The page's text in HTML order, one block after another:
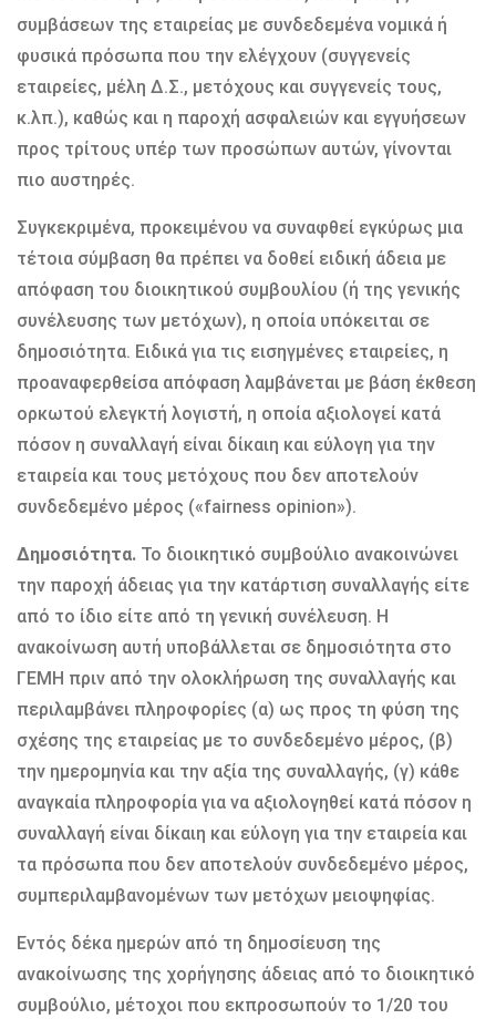
συμβάσεων της εταιρείας με συνδεδεμένα νομικά ή
φυσικά πρόσωπα που την ελέγχουν (συγγενείς
εταιρείες, μέλη Δ.Σ., μετόχους και συγγενείς τους,
κ.λπ.), καθώς και η παροχή ασφαλειών και εγγυήσεων
προς τρίτους υπέρ των προσώπων αυτών, γίνονται
πιο αυστηρές.
Συγκεκριμένα, προκειμένου να συναφθεί εγκύρως μια
τέτοια σύμβαση θα πρέπει να δοθεί ειδική άδεια με
απόφαση του διοικητικού συμβουλίου (ή της γενικής
συνέλευσης των μετόχων), η οποία υπόκειται σε
δημοσιότητα. Ειδικά για τις εισηγμένες εταιρείες, η
προαναφερθείσα απόφαση λαμβάνεται με βάση έκθεση
ορκωτού ελεγκτή λογιστή, η οποία αξιολογεί κατά
πόσον η συναλλαγή είναι δίκαιη και εύλογη για την
εταιρεία και τους μετόχους που δεν αποτελούν
συνδεδεμένο μέρος («fairness opinion»).
Δημοσιότητα. Το διοικητικό συμβούλιο ανακοινώνει
την παροχή άδειας για την κατάρτιση συναλλαγής είτε
από το ίδιο είτε από τη γενική συνέλευση. Η
ανακοίνωση αυτή υποβάλλεται σε δημοσιότητα στο
ΓΕΜΗ πριν από την ολοκλήρωση της συναλλαγής και
περιλαμβάνει πληροφορίες (α) ως προς τη φύση της
σχέσης της εταιρείας με το συνδεδεμένο μέρος, (β)
την ημερομηνία και την αξία της συναλλαγής, (γ) κάθε
αναγκαία πληροφορία για να αξιολογηθεί κατά πόσον η
συναλλαγή είναι δίκαιη και εύλογη για την εταιρεία και
τα πρόσωπα που δεν αποτελούν συνδεδεμένο μέρος,
συμπεριλαμβανομένων των μετόχων μειοψηφίας.
Εντός δέκα ημερών από τη δημοσίευση της
ανακοίνωσης της χορήγησης άδειας από το διοικητικό
συμβούλιο, μέτοχοι που εκπροσωπούν το 1/20 του